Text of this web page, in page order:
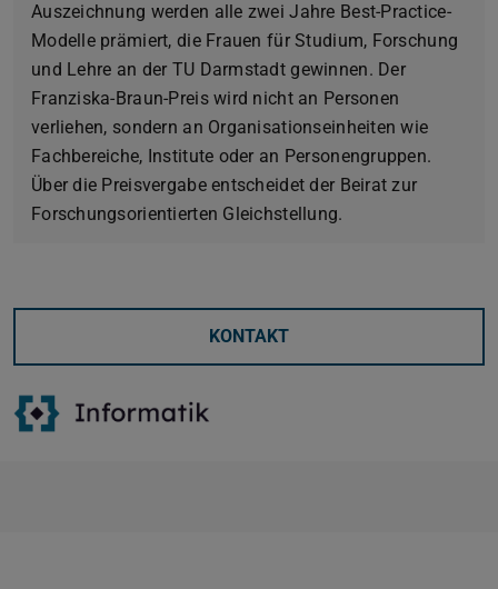
Auszeichnung werden alle zwei Jahre Best-Practice-
Modelle prämiert, die Frauen für Studium, Forschung
und Lehre an der TU Darmstadt gewinnen. Der
Franziska-Braun-Preis wird nicht an Personen
verliehen, sondern an Organisationseinheiten wie
Fachbereiche, Institute oder an Personengruppen.
Über die Preisvergabe entscheidet der Beirat zur
Forschungsorientierten Gleichstellung.
KONTAKT